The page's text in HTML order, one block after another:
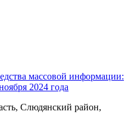
массовой информации:
2024 года
Слюдянский район,